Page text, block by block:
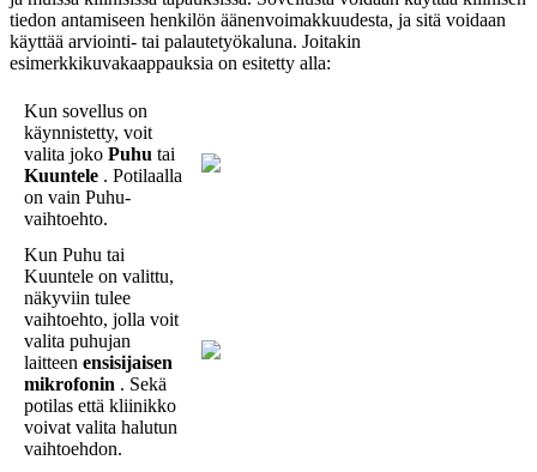
tiedon antamiseen henkilön äänenvoimakkuudesta, ja sitä voidaan
käyttää arviointi- tai palautetyökaluna. Joitakin
esimerkkikuvakaappauksia on esitetty alla:
Kun sovellus on
käynnistetty, voit
valita joko Puhu tai
Kuuntele . Potilaalla
on vain Puhu-
vaihtoehto.
Kun Puhu tai
Kuuntele on valittu,
näkyviin tulee
vaihtoehto, jolla voit
valita puhujan
laitteen ensisijaisen
mikrofonin . Sekä
potilas että kliinikko
voivat valita halutun
vaihtoehdon.